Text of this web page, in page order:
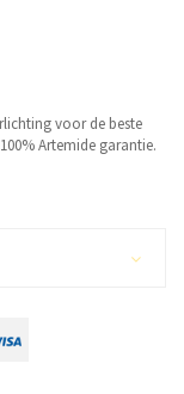
voor de beste
Artemide garantie.